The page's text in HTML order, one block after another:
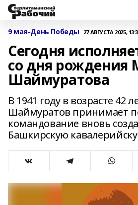
9 мая-День Победы 27 АВГУСТА 2025,
Сегодня
со дня рождения
Шаймуратова
В 1941 году в возрасте 42
Шаймуратов принимает
командование вновь
Башкирскую